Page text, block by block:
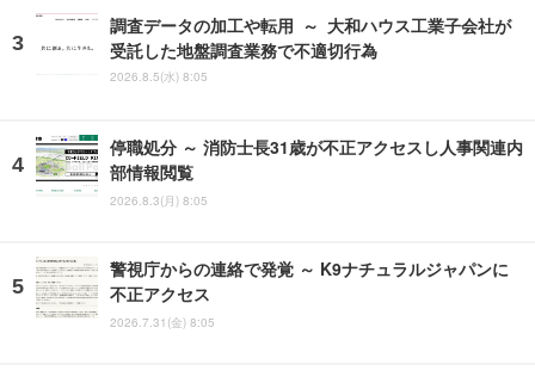
調査データの加工や転用 ～ 大和ハウス工業子会社が
受託した地盤調査業務で不適切行為
2026.8.5(水) 8:05
停職処分 ～ 消防士長31歳が不正アクセスし人事関連内
部情報閲覧
2026.8.3(月) 8:05
警視庁からの連絡で発覚 ～ K9ナチュラルジャパンに
不正アクセス
2026.7.31(金) 8:05